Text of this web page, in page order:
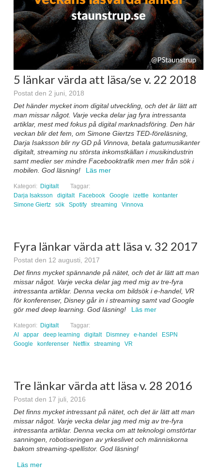
5 länkar värda att läsa/se v. 22 2018
Postat den 2 juni, 2018
Det händer mycket inom digital utveckling, och det är lätt att
man missar något. Varje vecka delar jag fyra intressanta
artiklar, mest med fokus på digital marknadsföring. Den här
veckan blir det fem, om Simone Giertzs TED-föreläsning,
Darja Isaksson blir ny GD på Vinnova, betala gatumusikanter
digitalt, streaming nu största inkomstkällan i musikindustrin
samt medier ser mindre Facebooktrafik men mer från sök i
mobilen. God läsning!
Läs mer
Kategori: Digitalt
Taggar:
Darja Isaksson
digitalt Facebook Google izettle
kontanter
Simone Giertz
sök Spotify streaming Vinnova
Fyra länkar värda att läsa v. 32 2017
Postat den 12 augusti, 2017
Det finns mycket spännande på nätet, och det är lätt att man
missar något. Varje vecka delar jag med mig av tre-fyra
intressanta artiklar. Denna vecka om bildsök i e-handel, VR
för konferenser, Disney går in i streaming samt vad Google
gör med deep learning. God läsning!
Läs mer
Kategori: Digitalt
Taggar:
AI
appar deep learning digitalt Dismney e-handel
ESPN
Google
konferenser Netflix streaming VR
Tre länkar värda att läsa v. 28 2016
Postat den 17 juli, 2016
Det finns mycket intressant på nätet, och det är lätt att man
missar något. Varje vecka delar jag med mig av tre-fyra
intressanta artiklar. Denna vecka om att teknologi omstörtar
sanningen, robotiseringen av yrkeslivet och människorna
bakom streaming-spellistor. God läsning!
Läs mer